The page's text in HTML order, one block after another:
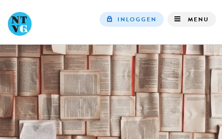
navigation
INLOGGEN MENU